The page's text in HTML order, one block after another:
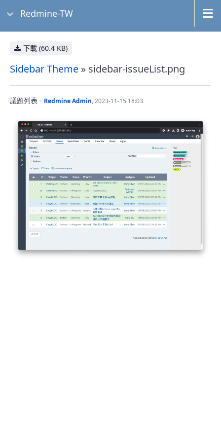
Redmine-TW
下載 (60.4 KB)
Sidebar Theme » sidebar-issueList.png
議題列表 - Redmine Admin, 2023-11-15 18:03